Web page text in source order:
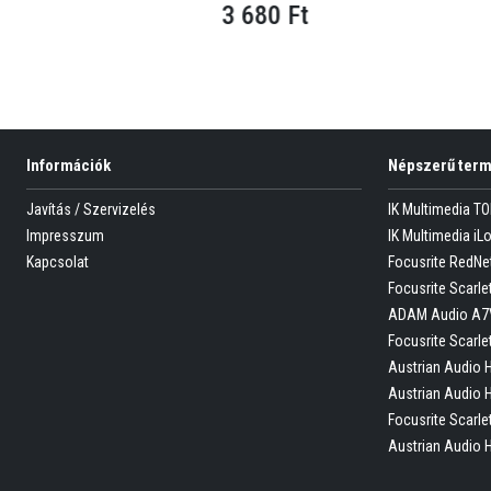
3 680 Ft
Információk
Javítás / Szervizelés
Impresszum
Kapcsolat
Népszerű
IK Multimedia
IK Multimedia
Focusrite
Focusrite
ADAM Audio
Focusrite
Austrian Audio
Austrian Audio
Focusrite
Austrian Audio